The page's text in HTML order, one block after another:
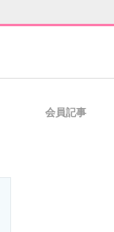
会員記事